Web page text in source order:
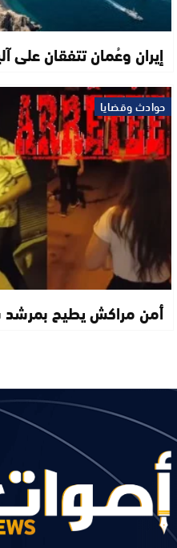
إيران وعُمان تتفقان
حوادث وقضايا
أمن مراكش يطيح بمرشد